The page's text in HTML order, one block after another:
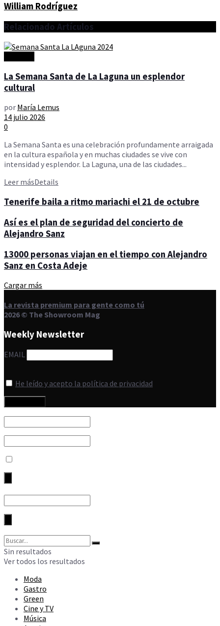
William Rodríguez
Relacionado Artículos
La Semana Santa de La Laguna un esplendor
cultural
por María Lemus
14 julio 2026
0
La Semana Santa es una celebración profundamente arraigada
en la cultura española y en muchas ciudades se vive con
intensidad y esplendor. La Laguna, una de las ciudades...
Leer másDetails
Tenerife baila a ritmo mariachi el 21 de octubre
Así es el plan de seguridad del concierto de
Alejandro Sanz
13000 personas viajan en el tiempo con Alejandro
Sanz en Costa Adeje
Cargar más
La revista premium para gente como tú
2026 © The Showroom Mag
Weekly Newsletter
EMAIL
He leído y acepto la política de privacidad
Sin resultados
Ver todos los resultados
Moda
Gastro
Green
Cine y TV
Música